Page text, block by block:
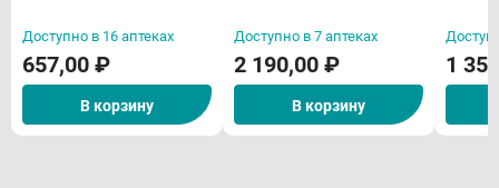
Доступно в 16 аптеках
657,00 ₽
В корзину
Доступно в 7 аптеках
2 190,00 ₽
В корзину
1